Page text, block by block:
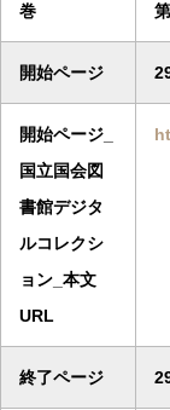
巻
開始ページ
開始ページ_
国立国会図
書館デジタ
ルコレクシ
ョン_本文
URL
終了ページ